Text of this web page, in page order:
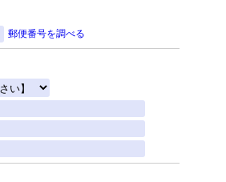
郵便番号を調べる